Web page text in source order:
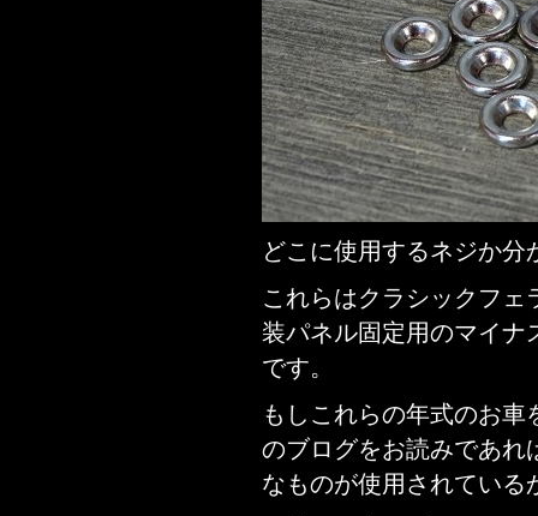
どこに使用するネジか分
これらはクラシックフ
装パネル固定用のマイナ
です。
もしこれらの年式のお
のブログをお読みであれ
なものが使用されている